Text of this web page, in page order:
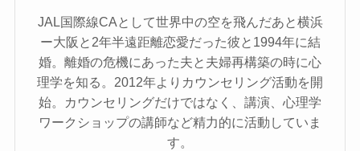
JAL国際線CAとして世界中の空を飛んだあと横浜
ー大阪と2年半遠距離恋愛だった彼と1994年に結
婚。離婚の危機にあった夫と夫婦再構築の時に心
理学を知る。2012年よりカウンセリング活動を開
始。カウンセリングだけではなく、講演、心理学
ワークショップの講師など精力的に活動していま
す。